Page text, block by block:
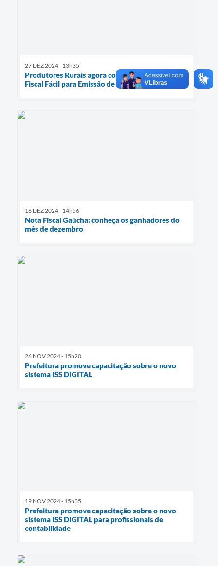
27 DEZ 2024 - 13h35
Produtores Rurais agora contam com o App Nota
Fiscal Fácil para Emissão de Documentos Fiscais
16 DEZ 2024 - 14h56
Nota Fiscal Gaúcha: conheça os ganhadores do
mês de dezembro
26 NOV 2024 - 15h20
Prefeitura promove capacitação sobre o novo
sistema ISS DIGITAL
19 NOV 2024 - 15h35
Prefeitura promove capacitação sobre o novo
sistema ISS DIGITAL para profissionais de
contabilidade